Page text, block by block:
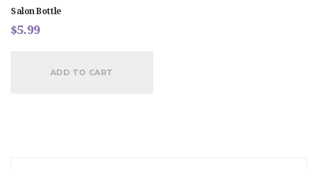
Salon Bottle
$5.99
ADD TO CART